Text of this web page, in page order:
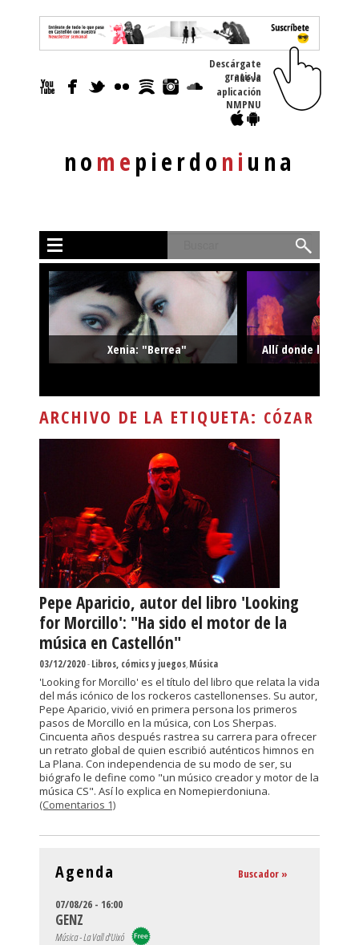
nomepierdoniuna
Descárgate
gratis la nueva
aplicación
NMPNU
Xenia: "Berrea" Allí donde la
ARCHIVO DE LA ETIQUETA: CÓZAR
Pepe Aparicio, autor del libro 'Looking
for Morcillo': "Ha sido el motor de la
música en Castellón"
03/12/2020-Libros, cómics y juegos,Música
'Looking for Morcillo' es el título del libro que relata la vida
del más icónico de los rockeros castellonenses. Su autor,
Pepe Aparicio, vivió en primera persona los primeros
pasos de Morcillo en la música, con Los Sherpas.
Cincuenta años después rastrea su carrera para ofrecer
un retrato global de quien escribió auténticos himnos en
La Plana. Con independencia de su modo de ser, su
biógrafo le define como "un músico creador y motor de la
música CS". Así lo explica en Nomepierdoniuna.
(Comentarios 1)
Agenda Buscador »
07/08/26 - 16:00
GENZ
Música - La Vall d'Uixó